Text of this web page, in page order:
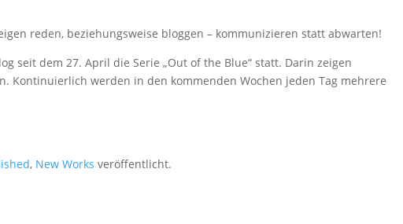
reden, beziehungsweise bloggen – kommunizieren statt abwarten!
seit dem 27. April die Serie „Out of the Blue“ statt. Darin zeigen
Kontinuierlich werden in den kommenden Wochen jeden Tag mehrere
, New Works veröffentlicht.